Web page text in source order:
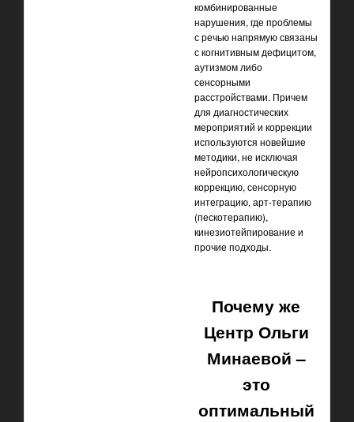
комбинированные
нарушения, где проблемы
с речью напрямую связаны
с когнитивным дефицитом,
аутизмом либо
сенсорными
расстройствами. Причем
для диагностических
мероприятий и коррекции
используются новейшие
методики, не исключая
нейропсихологическую
коррекцию, сенсорную
интеграцию, арт-терапию
(пескотерапию),
кинезиотейпирование и
прочие подходы.
Почему же
Центр Ольги
Минаевой –
это
оптимальный